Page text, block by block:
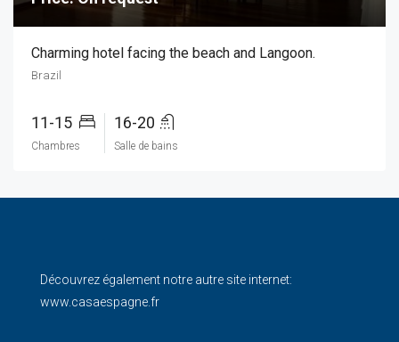
Charming hotel facing the beach and Langoon.
Brazil
11-15
Chambres
16-20
Salle de bains
Découvrez également notre autre site internet:
www.casaespagne.fr